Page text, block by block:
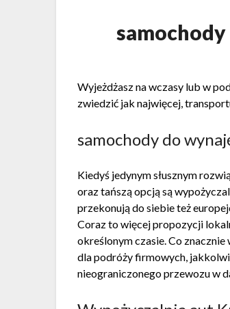
Wyjeżdżasz na wczasy lub w
zwiedzić jak najwięcej,
samochody do
Kiedyś jedynym słusznym
oraz tańszą opcją są
przekonują do siebie też
Coraz to więcej propozycji
określonym czasie. Co
dla podróży firmowych,
nieograniczonego przewozu w